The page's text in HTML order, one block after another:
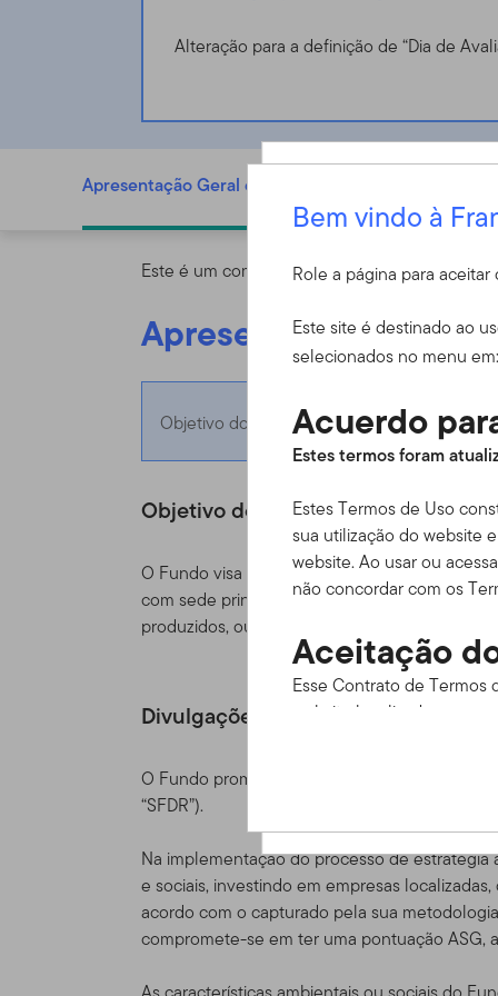
ID do usuário
Senha
Alteração para a definição de “Dia de
Templeton China Fund - N (acc) USD - LU0188151178
Apresentação Geral do Fundo
Este é um comunicado de marketing.
Apresentação Geral
Objetivo do fundo
Objetivo do fundo
O Fundo visa alcançar uma valorização do
com sede principal na China, Hong Kong ou
produzidos, ou têm a parte principal dos seus
Divulgações relacionadas com a
O Fundo promove características ambientais
“SFDR”).
Na implementação do processo de
e sociais, investindo em empresas
acordo com o capturado pela sua
compromete-se em ter uma pontuação ASG,
Bem vindo à
Role a página para
Este site é destinado ao
selecionados no menu em:
Acuerdo
Estes termos foram
Estes Termos de Uso
sua utilização do website
website. Ao usar ou
não concordar com os
Aceitação
Esse Contrato de Termos
website localizado em
informações disponíveis
ou acordo de cliente ou
serviços, informação e
nós) que estejam
data do acesso ao Site
momento, sem aviso